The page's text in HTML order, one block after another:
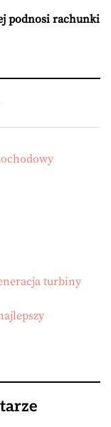
podnosi rachunki
turbiny